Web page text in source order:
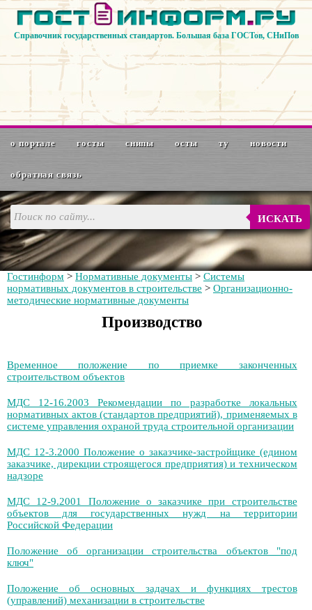
Справочник государственных стандартов. Большая база ГОСТов, СНиПов
о портале госты снипы осты ту новости
обратная связь
ИСКАТЬ
Гостинформ > Нормативные документы > Системы
нормативных документов в строительстве > Организационно-
методические нормативные документы
Производство
Временное положение по приемке законченных
строительством объектов
МДС 12-16.2003 Рекомендации по разработке локальных
нормативных актов (стандартов предприятий), применяемых в
системе управления охраной труда строительной организации
МДС 12-3.2000 Положение о заказчике-застройщике (едином
заказчике, дирекции строящегося предприятия) и техническом
надзоре
МДС 12-9.2001 Положение о заказчике при строительстве
объектов для государственных нужд на территории
Российской Федерации
Положение об организации строительства объектов "под
ключ"
Положение об основных задачах и функциях трестов
(управлений) механизации в строительстве